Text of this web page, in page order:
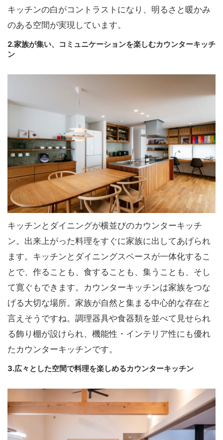
キッチンの白がコントラストになり、明るさと暖かみ
のある空間が実現しています。
2.家族が集い、コミュニケーションを楽しむカウンターキッチ
ン
キッチンとダイニングが横並びのカウンターキッチ
ン。出来上がった料理をすぐに家族に出してあげられ
ます。キッチンとダイニングスペースが一体化するこ
とで、作ることも、食することも、集うことも、そし
て寛ぐもできます。カウンターキッチンは家族をつな
げる大切な場所。家族が自然と集まる中心的な存在と
言えそうですね。調理器具や食器類を並べて見せられ
る飾り棚が設けられ、機能性・インテリア性にも優れ
たカウンターキッチンです。
3.広々とした空間で料理を楽しめるカウンターキッチン